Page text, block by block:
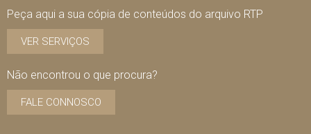
Peça aqui a sua cópia de conteúdos do arquivo RTP
VER SERVIÇOS
Não encontrou o que procura?
FALE CONNOSCO